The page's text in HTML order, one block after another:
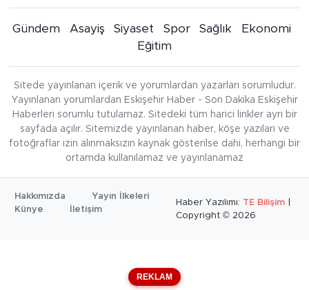
Gündem Asayiş Siyaset Spor Sağlık
Ekonomi
Eğitim
Sitede yayınlanan içerik ve yorumlardan yazarları sorumludur.
Yayınlanan yorumlardan Eskişehir Haber - Son Dakika Eskişehir
Haberleri sorumlu tutulamaz. Sitedeki tüm harici linkler ayrı bir
sayfada açılır. Sitemizde yayınlanan haber, köşe yazıları ve
fotoğraflar izin alınmaksızın kaynak gösterilse dahi, herhangi bir
ortamda kullanılamaz ve yayınlanamaz
Hakkımızda
Yayın İlkeleri
Künye
İletişim
Haber Yazılımı: TE Bilişim
Copyright © 2026
REKLAM